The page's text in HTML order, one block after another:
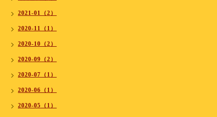
2021-01（2）
2020-11（1）
2020-10（2）
2020-09（2）
2020-07（1）
2020-06（1）
2020-05（1）